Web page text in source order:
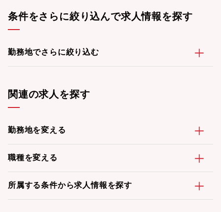
条件をさらに絞り込んで求人情報を探す
勤務地でさらに絞り込む
関連の求人を探す
勤務地を変える
職種を変える
所属する条件から求人情報を探す